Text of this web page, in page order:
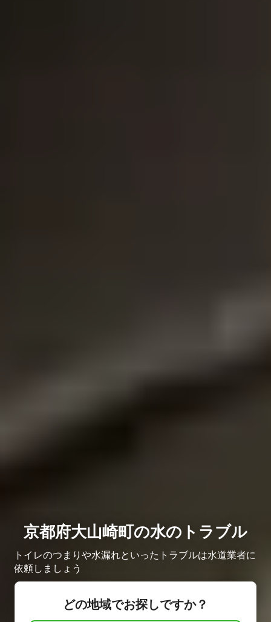
京都府大山崎町の水のトラブル
トイレのつまりや水漏れといったトラブルは水道業者に
依頼しましょう
どの地域でお探しですか？